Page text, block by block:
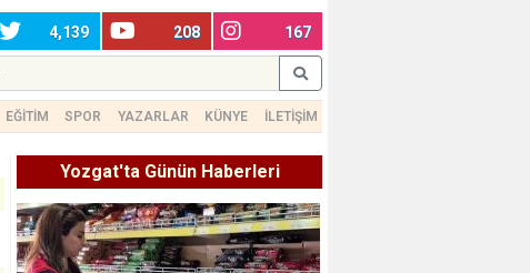
4,139 208 167
EĞİTİM SPOR YAZARLAR KÜNYE İLETİŞİM
Yozgat'ta Günün Haberleri